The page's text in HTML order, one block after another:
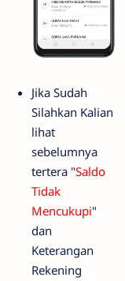
Jika Sudah
Silahkan Kalian
lihat
sebelumnya
tertera "Saldo
Tidak
Mencukupi"
dan
Keterangan
Rekening